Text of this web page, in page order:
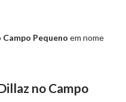
Campo Pequeno em nome
no Campo